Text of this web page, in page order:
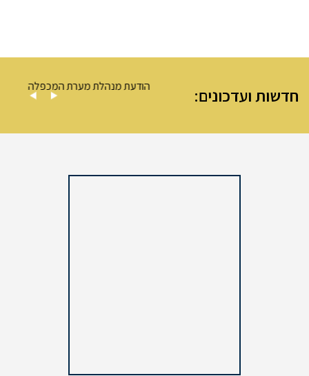
חדשות ועדכונים: הודעת מנהלת מערת המכפלה